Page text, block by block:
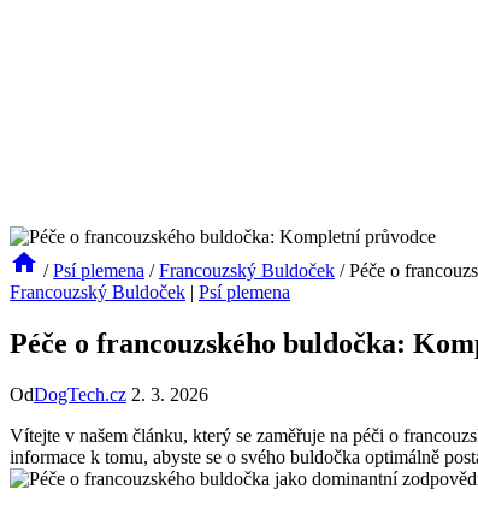
/ Psí plemena / Francouzský Buldoček / Péče o
Francouzský Buldoček | Psí plemena
Péče o francouzského buldočka:
OdDogTech.cz 2. 3. 2026
Vítejte v našem článku, který se zaměřuje na péči o
informace k tomu, abyste se o svého buldočka optimálně